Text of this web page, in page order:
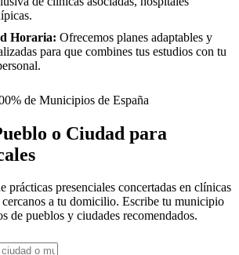
Horaria: Ofrecemos planes adaptables y
para que combines tus estudios con tu
de Municipios de España
o Ciudad para
prácticas presenciales concertadas en clínicas
a tu domicilio. Escribe tu municipio
de pueblos y ciudades recomendados.